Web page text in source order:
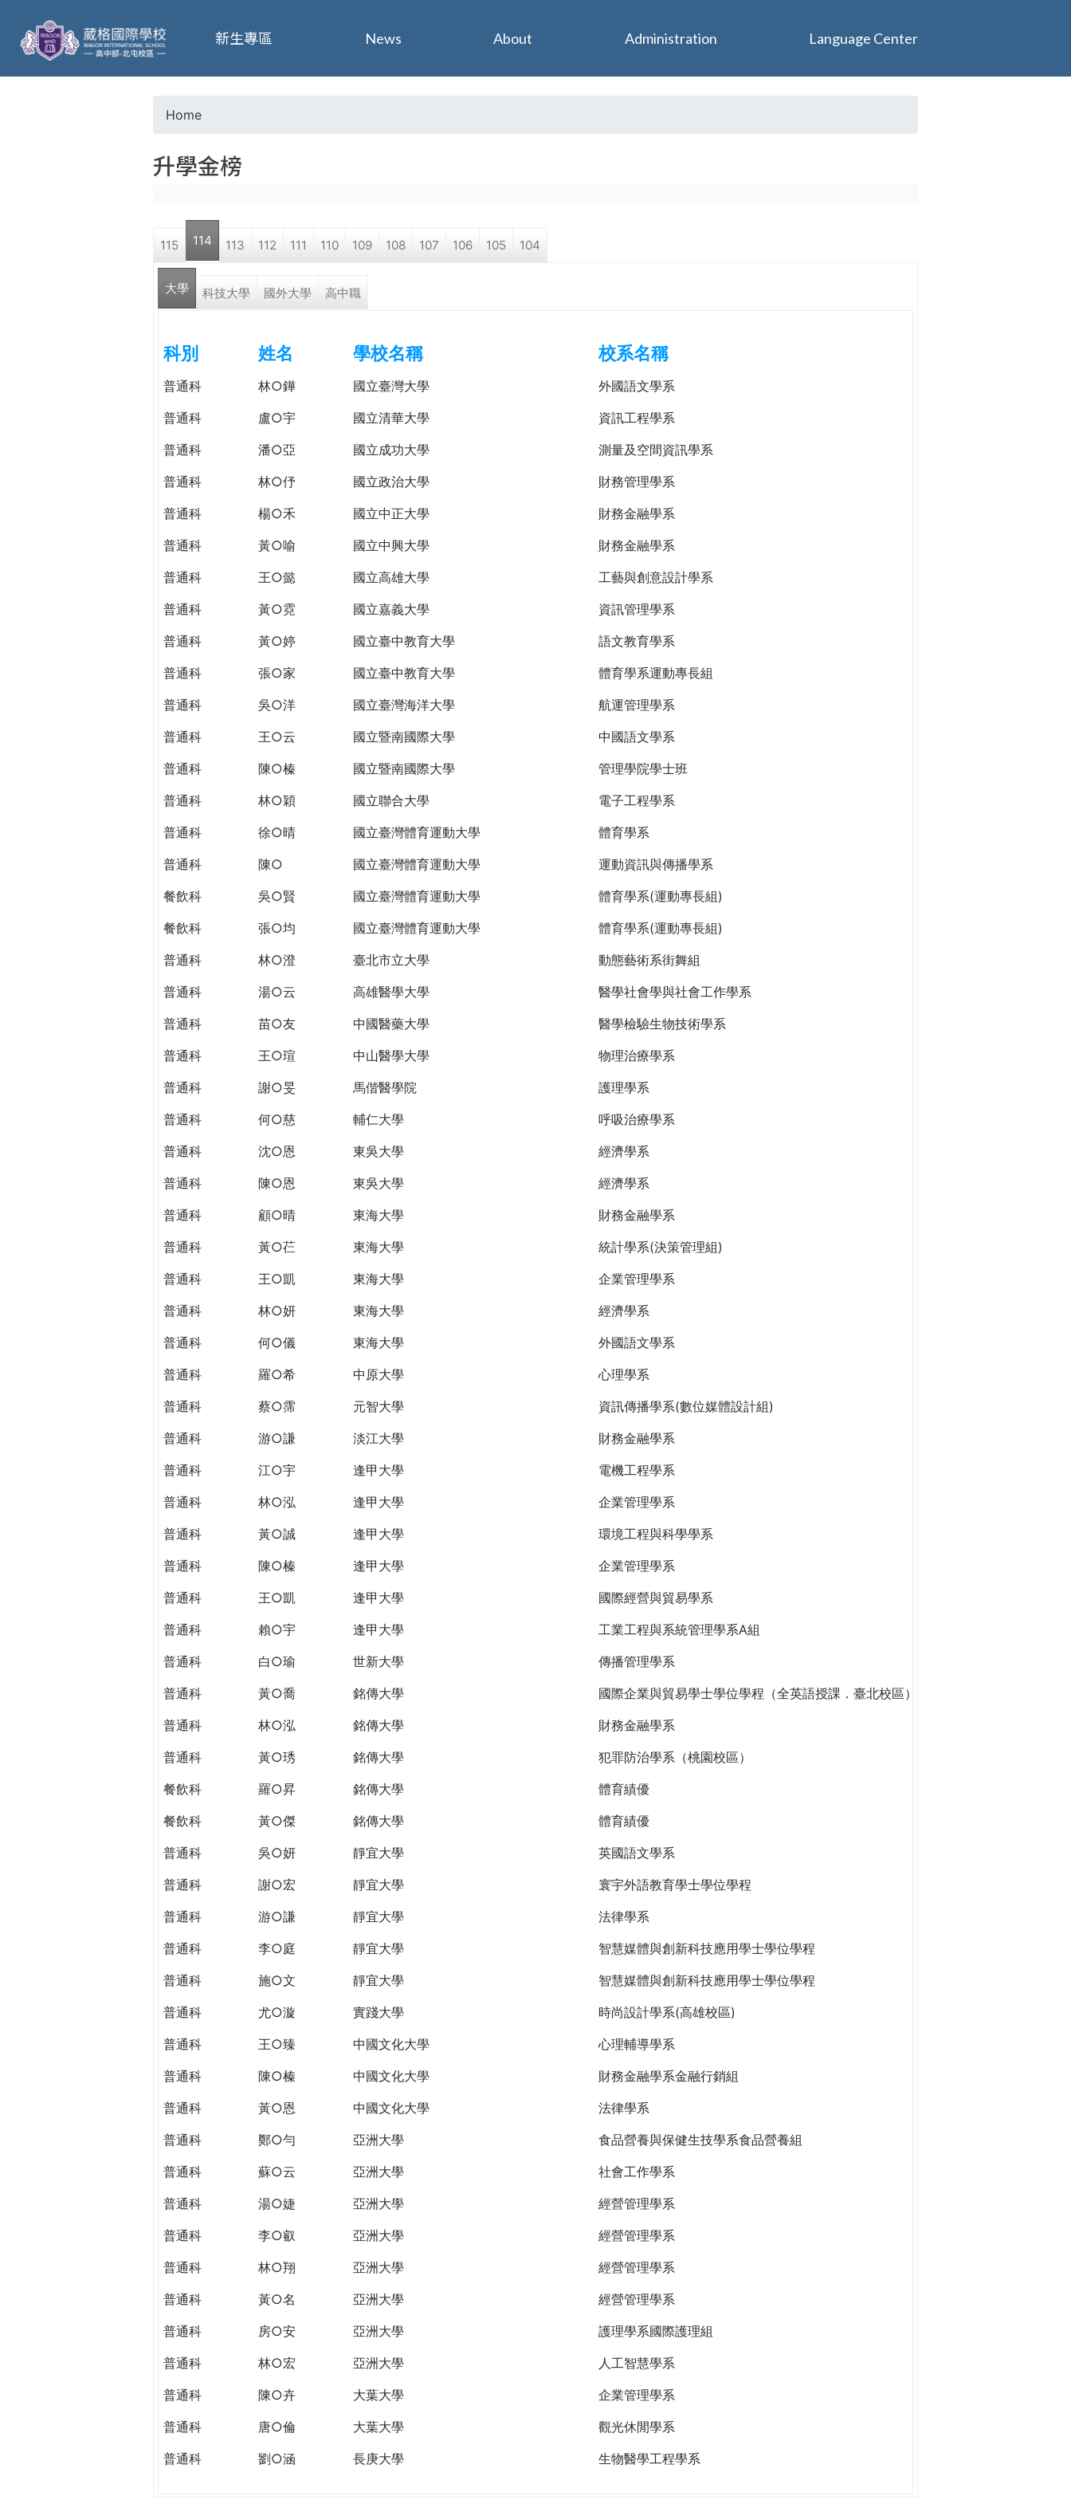
葳
格
o
a
r
e
r
e
Home
升學金榜
115 114 113 112 111 110 109 108 107 106 105 104
大學 科技大學 國外大學 高中職
科別 姓名 學校名稱 校系名稱
普通科 林○鏵 國立臺灣大學
外國語文學系
普通科
盧○宇 國立清華大學
資訊工程學系
普通科
潘○亞 國立成功大學
測量及空間資訊學系
普通科
林○伃 國立政治大學
財務管理學系
普通科
楊○禾 國立中正大學
財務金融學系
普通科
黃○喻 國立中興大學
財務金融學系
普通科
王○懿 國立高雄大學
工藝與創意設計學系
普通科
黃○霓 國立嘉義大學
資訊管理學系
普通科
黃○婷 國立臺中教育大學
語文教育學系
普通科
張○家 國立臺中教育大學
體育學系運動專長組
普通科
吳○洋 國立臺灣海洋大學
航運管理學系
普通科
王○云 國立暨南國際大學
中國語文學系
普通科
陳○榛 國立暨南國際大學
管理學院學士班
普通科
林○穎 國立聯合大學
電子工程學系
普通科
徐○晴 國立臺灣體育運動大學
體育學系
普通科
陳○ 國立臺灣體育運動大學
運動資訊與傳播學系
餐飲科
吳○賢 國立臺灣體育運動大學
體育學系(運動專長組)
餐飲科
張○均 國立臺灣體育運動大學
體育學系(運動專長組)
普通科
林○澄 臺北市立大學
動態藝術系街舞組
普通科
湯○云 高雄醫學大學
醫學社會學與社會工作學系
普通科
苗○友 中國醫藥大學
醫學檢驗生物技術學系
普通科
王○瑄 中山醫學大學
物理治療學系
普通科
謝○旻 馬偕醫學院
護理學系
普通科
何○慈 輔仁大學
呼吸治療學系
普通科
沈○恩 東吳大學
經濟學系
普通科
陳○恩 東吳大學
經濟學系
普通科
顧○晴 東海大學
財務金融學系
普通科
黃○芢 東海大學
統計學系(決策管理組)
普通科
王○凱 東海大學
企業管理學系
普通科
林○妍 東海大學
經濟學系
普通科
何○儀 東海大學
外國語文學系
普通科
羅○希 中原大學
心理學系
普通科
蔡○霈 元智大學
資訊傳播學系(數位媒體設計組)
普通科
游○謙 淡江大學
財務金融學系
普通科
江○宇 逢甲大學
電機工程學系
普通科
林○泓 逢甲大學
企業管理學系
普通科
黃○誠 逢甲大學
環境工程與科學學系
普通科
陳○榛 逢甲大學
企業管理學系
普通科
王○凱 逢甲大學
國際經營與貿易學系
普通科
賴○宇 逢甲大學
工業工程與系統管理學系A組
普通科
白○瑜 世新大學
傳播管理學系
普通科
黃○喬 銘傳大學
國際企業與貿易學士學位學程（全英語授課．臺北校區）
普通科
林○泓 銘傳大學
財務金融學系
普通科
黃○琇 銘傳大學
犯罪防治學系（桃園校區）
餐飲科
羅○昇 銘傳大學
體育績優
餐飲科
黃○傑 銘傳大學
體育績優
普通科
吳○妍 靜宜大學
英國語文學系
普通科
謝○宏 靜宜大學
寰宇外語教育學士學位學程
普通科
游○謙 靜宜大學
法律學系
普通科
李○庭 靜宜大學
智慧媒體與創新科技應用學士學位學程
普通科
施○文 靜宜大學
智慧媒體與創新科技應用學士學位學程
普通科
尤○漩 實踐大學
時尚設計學系(高雄校區)
普通科
王○臻 中國文化大學
心理輔導學系
普通科
陳○榛 中國文化大學
財務金融學系金融行銷組
普通科
黃○恩 中國文化大學
法律學系
普通科
鄭○勻 亞洲大學
食品營養與保健生技學系食品營養組
普通科
蘇○云 亞洲大學
社會工作學系
普通科
湯○婕 亞洲大學
經營管理學系
普通科
李○叡 亞洲大學
經營管理學系
普通科
林○翔 亞洲大學
經營管理學系
普通科
黃○名 亞洲大學
經營管理學系
普通科
房○安 亞洲大學
護理學系國際護理組
普通科
林○宏 亞洲大學
人工智慧學系
普通科
陳○卉 大葉大學
企業管理學系
普通科
唐○倫 大葉大學
觀光休閒學系
普通科
劉○涵 長庚大學 生物醫學工程學系
新生專區 News About Administration Language Center